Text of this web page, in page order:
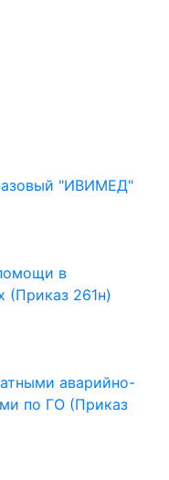
"ИВИМЕД"
в
(Приказ 261н)
аварийно-
по ГО (Приказ